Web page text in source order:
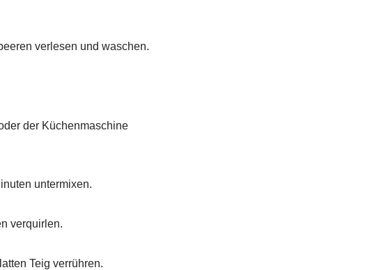
verlesen und waschen.
der Küchenmaschine
untermixen.
verquirlen.
Teig verrühren.